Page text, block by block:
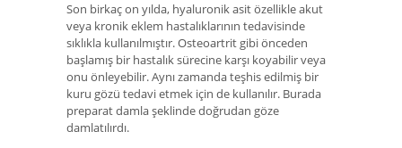
Son birkaç on yılda, hyaluronik asit özellikle akut
veya kronik eklem hastalıklarının tedavisinde
sıklıkla kullanılmıştır. Osteoartrit gibi önceden
başlamış bir hastalık sürecine karşı koyabilir veya
onu önleyebilir. Aynı zamanda teşhis edilmiş bir
kuru gözü tedavi etmek için de kullanılır. Burada
preparat damla şeklinde doğrudan göze
damlatılırdı.